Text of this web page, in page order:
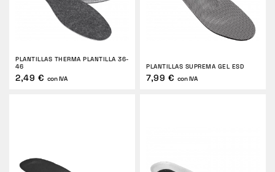
PLANTILLAS THERMA PLANTILLA 36-
46
2,49 € con IVA
PLANTILLAS SUPREMA GEL ESD
7,99 € con IVA